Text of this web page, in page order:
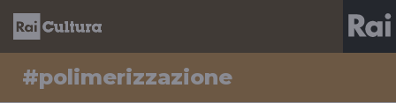
#polimerizzazione